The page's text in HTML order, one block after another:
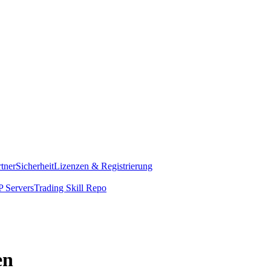
SicherheitLizenzen & Registrierung
ServersTrading Skill Repo